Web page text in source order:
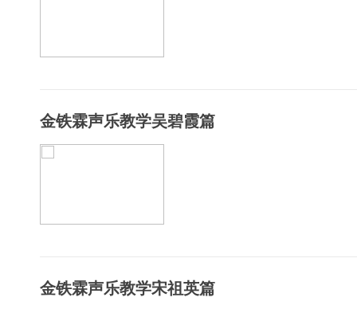
金铁霖声乐教学吴碧霞篇
金铁霖声乐教学宋祖英篇